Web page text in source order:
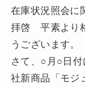
在庫状況照会に
拝啓 平素より
うございます。
さて、○月○日
社新商品「モジ